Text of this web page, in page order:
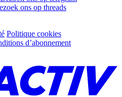
ons op threads
Politique cookies
d’abonnement